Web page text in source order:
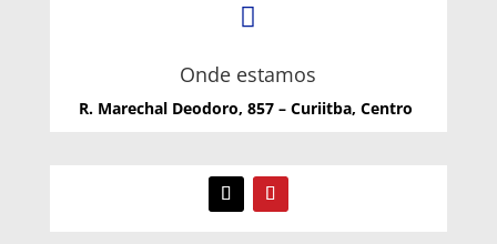

Onde estamos
R. Marechal Deodoro, 857 – Curiitba, Centro